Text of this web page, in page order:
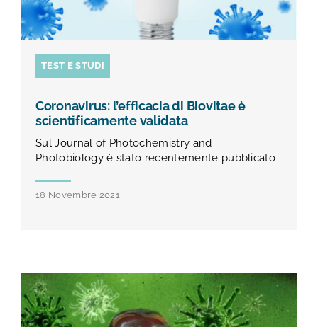
TEST E STUDI
Coronavirus: l’efficacia di Biovitae è
scientificamente validata
Sul Journal of Photochemistry and
Photobiology è stato recentemente pubblicato
18 Novembre 2021